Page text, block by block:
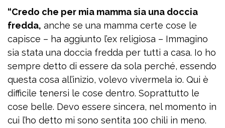
“Credo che per mia mamma sia una doccia
fredda, anche se una mamma certe cose le
capisce – ha aggiunto l’ex religiosa – Immagino
sia stata una doccia fredda per tutti a casa. Io ho
sempre detto di essere da sola perché, essendo
questa cosa all’inizio, volevo vivermela io. Qui è
difficile tenersi le cose dentro. Soprattutto le
cose belle. Devo essere sincera, nel momento in
cui l’ho detto mi sono sentita 100 chili in meno.